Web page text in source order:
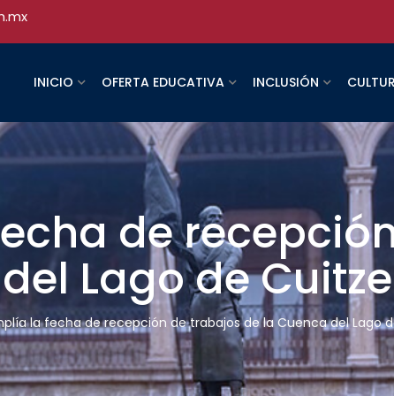
INICIO OFERTA EDUCATIVA INCLUSIÓN
de
Lago de
la fecha de recepción de trabajos de la Cuenca del Lago